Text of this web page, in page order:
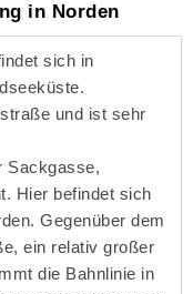
in Norden
sich in
und ist sehr
Sackgasse,
Hier befindet sich
Gegenüber dem
ein relativ großer
die Bahnlinie in